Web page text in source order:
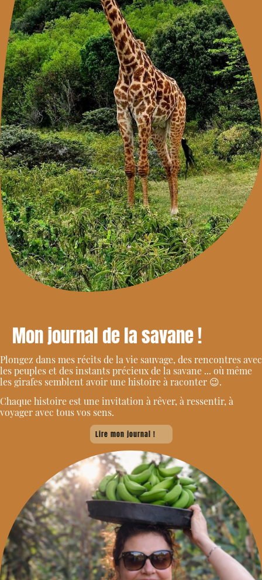
Mon journal de la savane !
Plongez dans mes récits de la vie sauvage, des rencontres avec
les peuples et des instants précieux de la savane ... où même
les girafes semblent avoir une histoire à raconter 😉.
Chaque histoire est une invitation à rêver, à ressentir, à
voyager avec tous vos sens.
Lire mon journal !